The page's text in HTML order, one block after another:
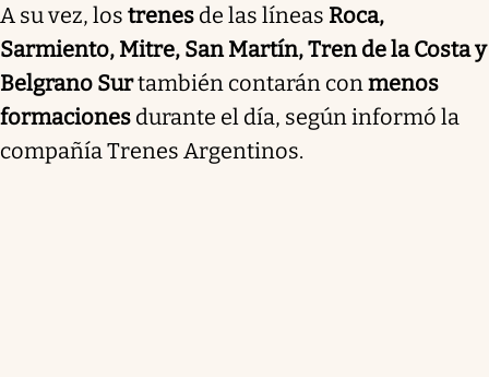
A su vez, los trenes de las líneas Roca,
Sarmiento, Mitre, San Martín, Tren de la Costa y
Belgrano Surtambién contarán conmenos
formaciones durante el día, según informó la
compañía Trenes Argentinos.